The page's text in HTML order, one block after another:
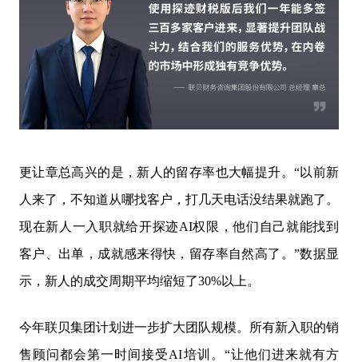
更让章总高兴的是，新人的留存率也大幅提升。“以前新
人来了，不知道从哪找客户，打几天电话没结果就跑了。
现在新人一入职就给开探迹AI权限，他们自己就能找到
客户、出单，成就感来得快，留存率自然高了。”数据显
示，新人的成交周期平均缩短了30%以上。
今年联贝集团计划进一步扩大团队规模。所有新入职的销
售顾问都会第一时间接受AI培训。“让他们进来就有方